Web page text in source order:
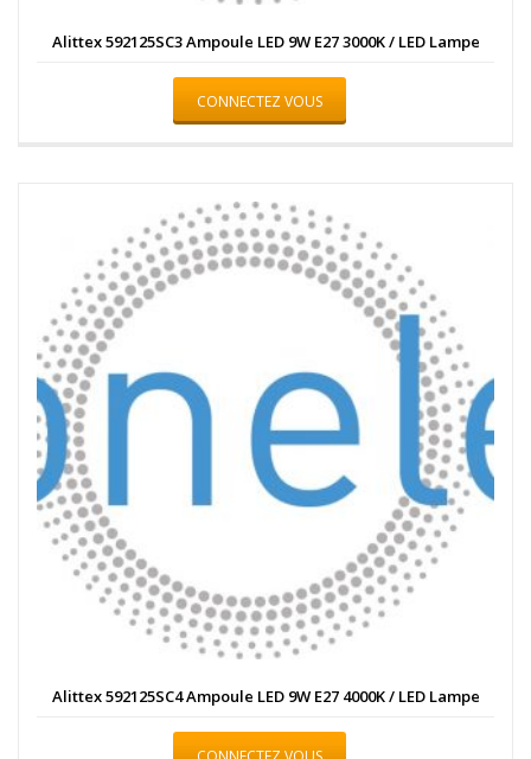
Alittex 592125SC3 Ampoule LED 9W E27 3000K / LED Lampe
CONNECTEZ VOUS
Alittex 592125SC4 Ampoule LED 9W E27 4000K / LED Lampe